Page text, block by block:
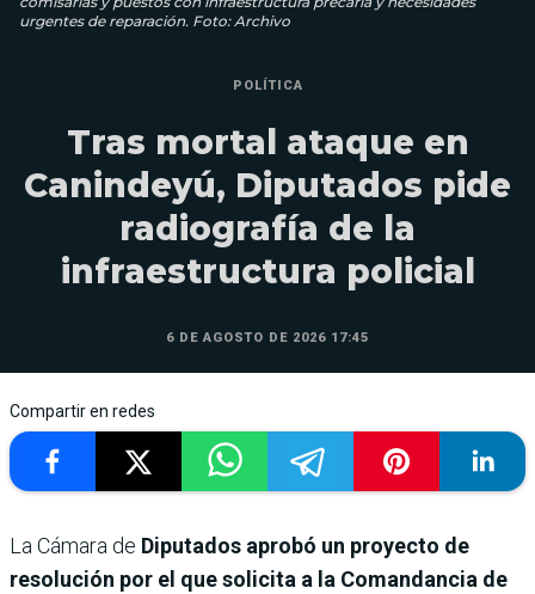
urgentes de reparación. Foto: Archivo
POLÍTICA
Tras mortal ataque en
Canindeyú, Diputados pide
radiografía de la
infraestructura policial
6 DE AGOSTO DE 2026 17:45
Compartir en redes
La Cámara de Diputados aprobó un proyecto de
resolución por el que solicita a la Comandancia de